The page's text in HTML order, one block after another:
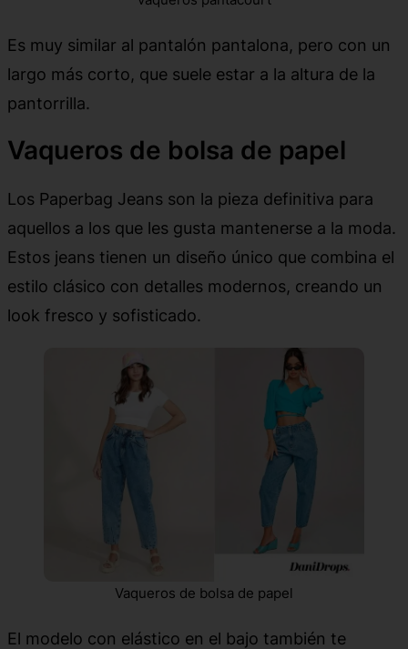
Es muy similar al pantalón pantalona, pero con un
largo más corto, que suele estar a la altura de la
pantorrilla.
Vaqueros de bolsa de papel
Los Paperbag Jeans son la pieza definitiva para
aquellos a los que les gusta mantenerse a la moda.
Estos jeans tienen un diseño único que combina el
estilo clásico con detalles modernos, creando un
look fresco y sofisticado.
Vaqueros de bolsa de papel
El modelo con elástico en el bajo también te